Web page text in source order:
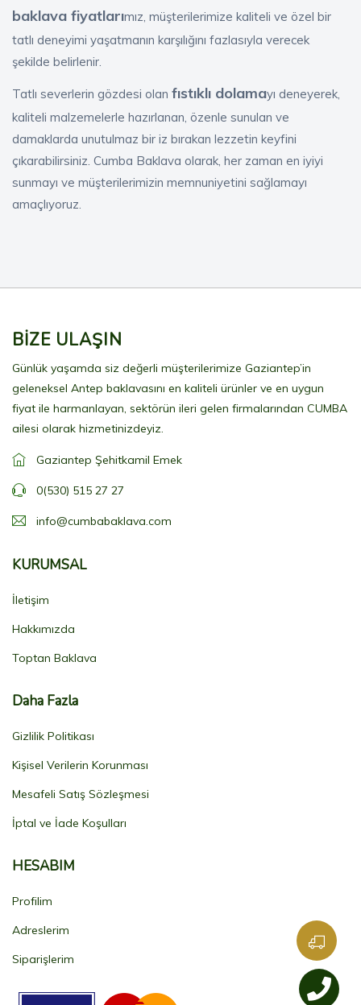
baklava fiyatlarımız, müşterilerimize kaliteli ve özel bir
tatlı deneyimi yaşatmanın karşılığını fazlasıyla verecek
şekilde belirlenir.
Tatlı severlerin gözdesi olan fıstıklı dolamayı deneyerek,
kaliteli malzemelerle hazırlanan, özenle sunulan ve
damaklarda unutulmaz bir iz bırakan lezzetin keyfini
çıkarabilirsiniz. Cumba Baklava olarak, her zaman en iyiyi
sunmayı ve müşterilerimizin memnuniyetini sağlamayı
amaçlıyoruz.
BİZE ULAŞIN
Günlük yaşamda siz değerli müşterilerimize Gaziantep’in
geleneksel Antep baklavasını en kaliteli ürünler ve en uygun
fiyat ile harmanlayan, sektörün ileri gelen firmalarından CUMBA
ailesi olarak hizmetinizdeyiz.
Gaziantep Şehitkamil Emek
0(530) 515 27 27
info@cumbabaklava.com
KURUMSAL
İletişim
Hakkımızda
Toptan Baklava
Daha Fazla
Gizlilik Politikası
Kişisel Verilerin Korunması
Mesafeli Satış Sözleşmesi
İptal ve İade Koşulları
HESABIM
Profilim
Adreslerim
Siparişlerim